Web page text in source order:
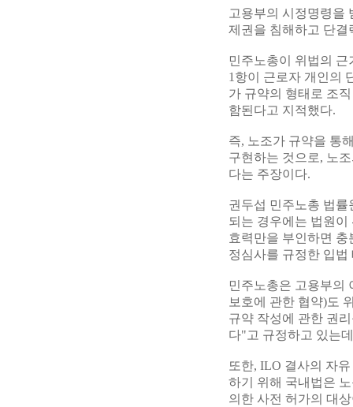
고용부의 시정명령을
제권을 침해하고 단
민주노총이 위법의
1항이 근로자 개인의
가 규약의 형태로 조
함된다고 지적했다.
즉, 노조가 규약을 통
구현하는 것으로, 노
다는 주장이다.
권두섭 민주노총 법
되는 경우에는 법원
효력만을 부인하면
정심사를 규정한 입
민주노총은 고용부의
보호에 관한 협약)도
규약 작성에 관한 권
다"고 규정하고 있는
또한, ILO 결사의 자
하기 위해 국내법은
의한 사전 허가의 대